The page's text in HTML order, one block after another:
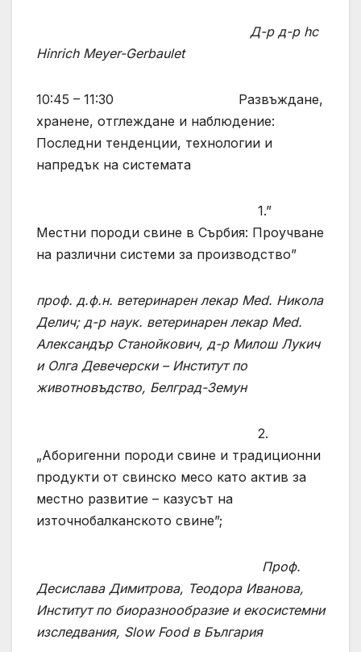
Д-р д-р hc
Hinrich Meyer-Gerbaulet
10:45 – 11:30 Развъждане,
хранене, отглеждане и наблюдение:
Последни тенденции, технологии и
напредък на системата
1.”
Местни породи свине в Сърбия: Проучване
на различни системи за производство”
проф. д.ф.н. ветеринарен лекар Med. Никола
Делич; д-р наук. ветеринарен лекар Med.
Александър Станойкович, д-р Милош Лукич
и Олга Девечерски – Институт по
животновъдство, Белград-Земун
2.
„Аборигенни породи свине и традиционни
продукти от свинско месо като актив за
местно развитие – казусът на
източнобалканското свине”;
Проф.
Десислава Димитрова, Теодора Иванова,
Институт по биоразнообразие и екосистемни
изследвания, Slow Food в България